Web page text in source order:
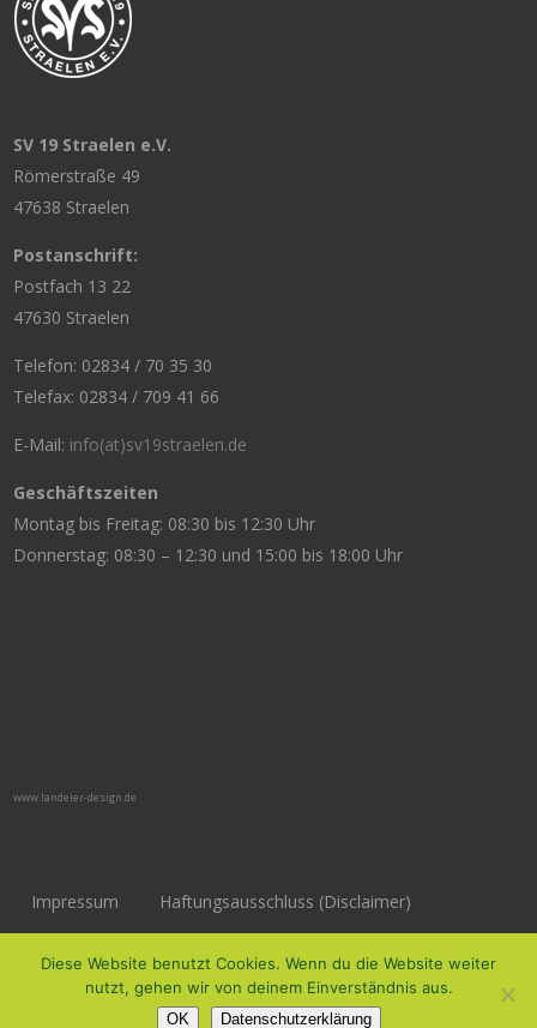
SV 19 Straelen e.V.
Römerstraße 49
47638 Straelen
Postanschrift:
Postfach 13 22
47630 Straelen
Telefon: 02834 / 70 35 30
Telefax: 02834 / 709 41 66
E-Mail: info(at)sv19straelen.de
Geschäftszeiten
Montag bis Freitag: 08:30 bis 12:30 Uhr
Donnerstag: 08:30 – 12:30 und 15:00 bis 18:00 Uhr
www.landeier-design.de
Impressum Haftungsausschluss (Disclaimer)
Datenschutzerklärung
Diese Website benutzt Cookies. Wenn du die Website weiter
nutzt, gehen wir von deinem Einverständnis aus.
OK Datenschutzerklärung